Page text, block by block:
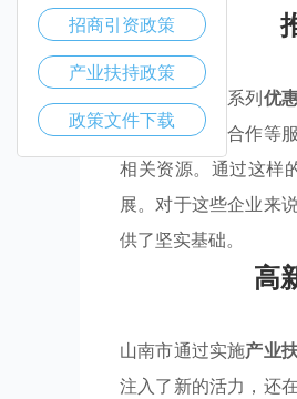
山南市通过一系列优
转让和产学研合作等
相关资源。通过这样
展。对于这些企业来
供了坚实基础。
高
山南市通过实施产业
注入了新的活力，还
招商引资政策
产业扶持政策
政策文件下载